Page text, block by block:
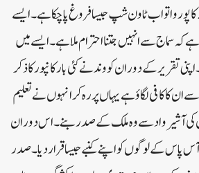
پوروا تو اب ٹاون شپ جیسا فروغ پاچکا ہے۔ ایسے
سماج سے انہیں جتنا احترام ملا ہے۔ ایسے میں
تقریر کے دوران کووند نے کئی بار کانپور کا ذکر
ان کا کافی لگاؤ ہے یہاں پر رہ کر انہوں نے تعلیم
آشیرواد سے وہ ملک کے صدر بنے۔ اس دوران
پاس کے لوگوں کو اپنے کنبے جیسا قرار دیا۔صدر